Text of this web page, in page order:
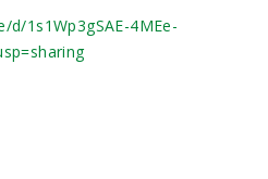
1s1Wp3gSAE-4MEe-